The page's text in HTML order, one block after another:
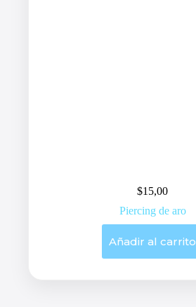
$15,00
Piercing de aro
Añadir al carrito